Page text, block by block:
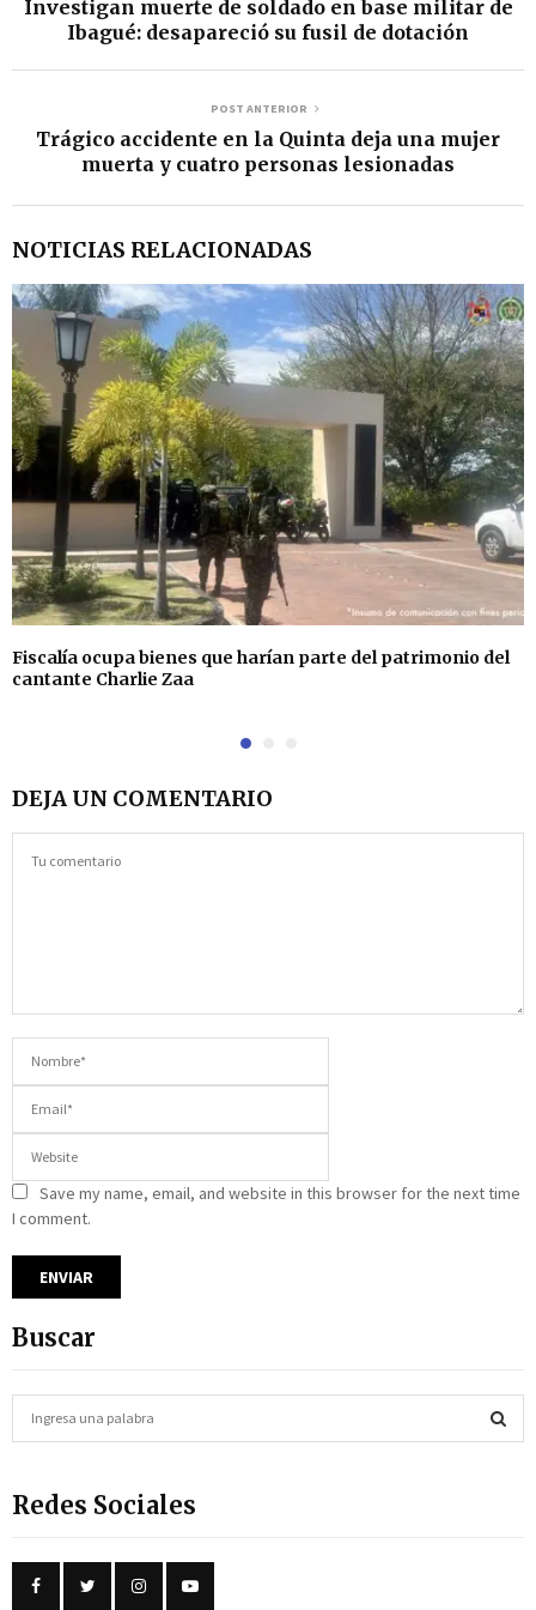
Investigan muerte de soldado en base militar de
Ibagué: desapareció su fusil de dotación
POST ANTERIOR
Trágico accidente en la Quinta deja una mujer
muerta y cuatro personas lesionadas
NOTICIAS RELACIONADAS
Fiscalía ocupa bienes que harían parte del patrimonio del
cantante Charlie Zaa
DEJA UN COMENTARIO
Save my name, email, and website in this browser for the next time
I comment.
Buscar
c
f
Redes Sociales